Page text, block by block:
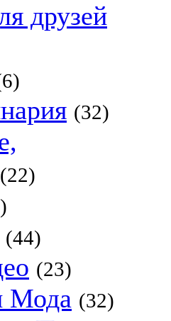
друзей
(32)
(22)
(44)
(23)
Мода (32)